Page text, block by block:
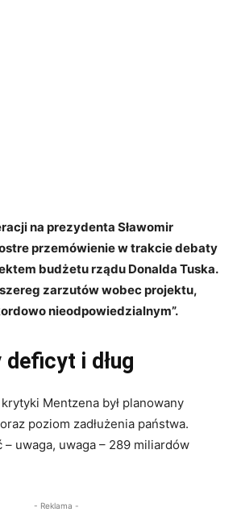
na prezydenta Sławomir
ostre przemówienie w trakcie debaty
budżetu rządu Donalda Tuska.
szereg zarzutów wobec projektu,
nieodpowiedzialnym”.
deficyt i dług
Mentzena był planowany
poziom zadłużenia państwa.
uwaga, uwaga – 289 miliardów
- Reklama -